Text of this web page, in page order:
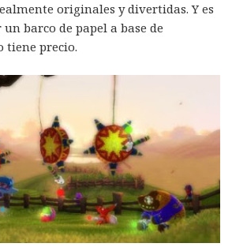
originales y divertidas. Y es
barco de papel a base de
tiene precio.